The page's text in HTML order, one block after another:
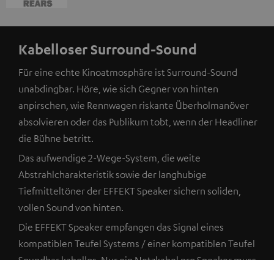
Kabelloser Surround-Sound
Für eine echte Kinoatmosphäre ist Surround-Sound
unabdingbar. Höre, wie sich Gegner von hinten
anpirschen, wie Rennwagen riskante Überholmanöver
absolvieren oder das Publikum tobt, wenn der Headliner
die Bühne betritt.
Das aufwendige 2-Wege-System, die weite
Abstrahlcharakteristik sowie der langhubige
Tiefmitteltöner der EFFEKT Speaker sichern soliden,
vollen Sound von hinten.
Die EFFEKT Speaker empfangen das Signal eines
kompatiblen Teufel Systems / einer kompatiblen Teufel